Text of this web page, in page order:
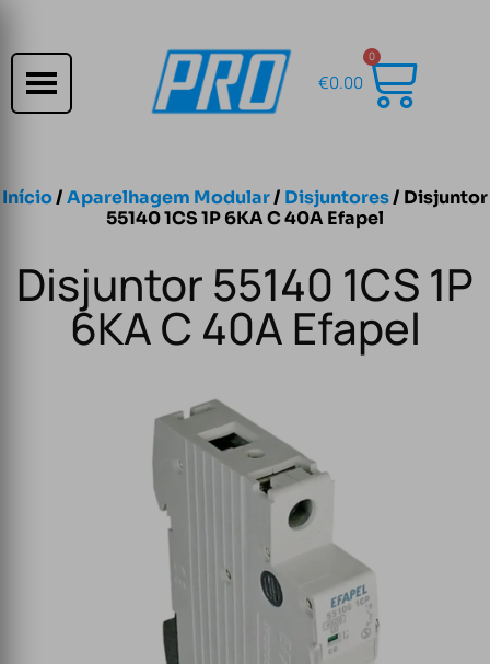
€0.00
0
Início/Aparelhagem Modular/ Disjuntores/ Disjuntor
55140 1CS 1P 6KA C 40A Efapel
Disjuntor 55140 1CS 1P
6KA C 40A Efapel